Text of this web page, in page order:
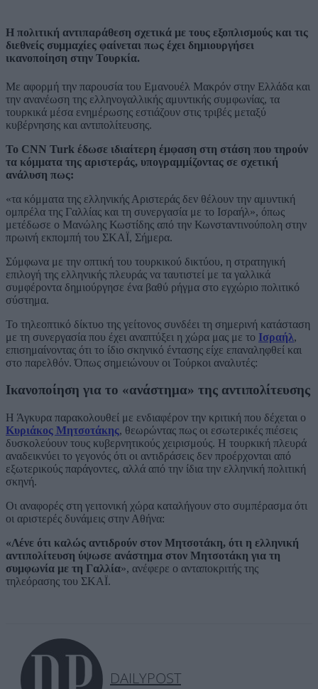
Η πολιτική αντιπαράθεση σχετικά με τους εξοπλισμούς και τις
διεθνείς συμμαχίες φαίνεται πως έχει δημιουργήσει
ικανοποίηση στην Τουρκία.
Με αφορμή την παρουσία του Εμανουέλ Μακρόν στην Ελλάδα και
την ανανέωση της ελληνογαλλικής αμυντικής συμφωνίας, τα
τουρκικά μέσα ενημέρωσης εστιάζουν στις τριβές μεταξύ
κυβέρνησης και αντιπολίτευσης.
Το CNN Turk έδωσε ιδιαίτερη έμφαση στη στάση που τηρούν
τα κόμματα της αριστεράς, υπογραμμίζοντας σε σχετική
ανάλυση πως:
«τα κόμματα της ελληνικής Αριστεράς δεν θέλουν την αμυντική
ομπρέλα της Γαλλίας και τη συνεργασία με το Ισραήλ», όπως
μετέδωσε ο Μανώλης Κωστίδης από την Κωνσταντινούπολη στην
πρωινή εκπομπή του ΣΚΑΪ, Σήμερα.
Σύμφωνα με την οπτική του τουρκικού δικτύου, η στρατηγική
επιλογή της ελληνικής πλευράς να ταυτιστεί με τα γαλλικά
συμφέροντα δημιούργησε ένα βαθύ ρήγμα στο εγχώριο πολιτικό
σύστημα.
Το τηλεοπτικό δίκτυο της γείτονος συνδέει τη σημερινή κατάσταση
με τη συνεργασία που έχει αναπτύξει η χώρα μας με το Ισραήλ,
επισημαίνοντας ότι το ίδιο σκηνικό έντασης είχε επαναληφθεί και
στο παρελθόν. Όπως σημειώνουν οι Τούρκοι αναλυτές:
Ικανοποίηση για το «ανάστημα» της αντιπολίτευσης
Η Άγκυρα παρακολουθεί με ενδιαφέρον την κριτική που δέχεται ο
Κυριάκος Μητσοτάκης, θεωρώντας πως οι εσωτερικές πιέσεις
δυσκολεύουν τους κυβερνητικούς χειρισμούς. Η τουρκική πλευρά
αναδεικνύει το γεγονός ότι οι αντιδράσεις δεν προέρχονται από
εξωτερικούς παράγοντες, αλλά από την ίδια την ελληνική πολιτική
σκηνή.
Οι αναφορές στη γειτονική χώρα καταλήγουν στο συμπέρασμα ότι
οι αριστερές δυνάμεις στην Αθήνα:
«Λένε ότι καλώς αντιδρούν στον Μητσοτάκη, ότι η ελληνική
αντιπολίτευση ύψωσε ανάστημα στον Μητσοτάκη για τη
συμφωνία με τη Γαλλία», ανέφερε ο ανταποκριτής της
τηλεόρασης του ΣΚΑΪ.
DAILYPOST